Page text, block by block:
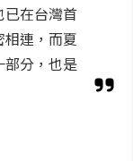
已在台灣首
連，而夏
部分，也是